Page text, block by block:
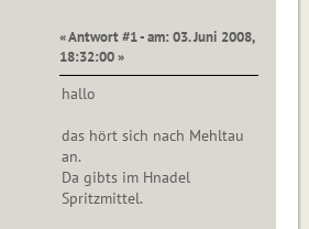
« Antwort #1 - am: 03. Juni 2008,
18:32:00 »
hallo
das hört sich nach Mehltau
an.
Da gibts im Hnadel
Spritzmittel.